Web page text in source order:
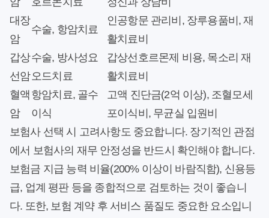
대장
암
수술, 항암치료
인공항문 관리비, 장루용품비, 재
활치료비
갑상
선암
수술, 방사성요
오드치료
갑상선호르몬제 비용, 목소리 재
활치료비
혈액
암
항암치료, 골수
이식
고액 진단금(2억 이상), 조혈모세
포이식비, 무균실 입원비
보험사 선택 시 고려사항도 중요합니다. 장기적인 관점
에서 보험사의 재무 안정성을 반드시 확인해야 합니다.
보험금 지급 능력 비율(200% 이상이 바람직함), 신용등
급, 업계 평판 등을 종합적으로 검토하는 것이 좋습니
다. 또한, 보험 계약 후 서비스 품질도 중요한 요소입니